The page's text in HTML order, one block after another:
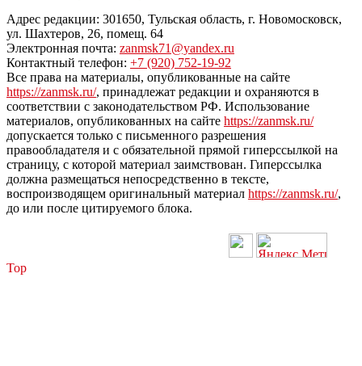
Адрес редакции: 301650, Тульская область, г. Новомосковск,
ул. Шахтеров, 26, помещ. 64
Электронная почта: zanmsk71@yandex.ru
Контактный телефон: +7 (920) 752-19-92
Все права на материалы, опубликованные на сайте
https://zanmsk.ru/, принадлежат редакции и охраняются в
соответствии с законодательством РФ. Использование
материалов, опубликованных на сайте https://zanmsk.ru/
допускается только с письменного разрешения
правообладателя и с обязательной прямой гиперссылкой на
страницу, с которой материал заимствован. Гиперссылка
должна размещаться непосредственно в тексте,
воспроизводящем оригинальный материал https://zanmsk.ru/,
до или после цитируемого блока.
Top